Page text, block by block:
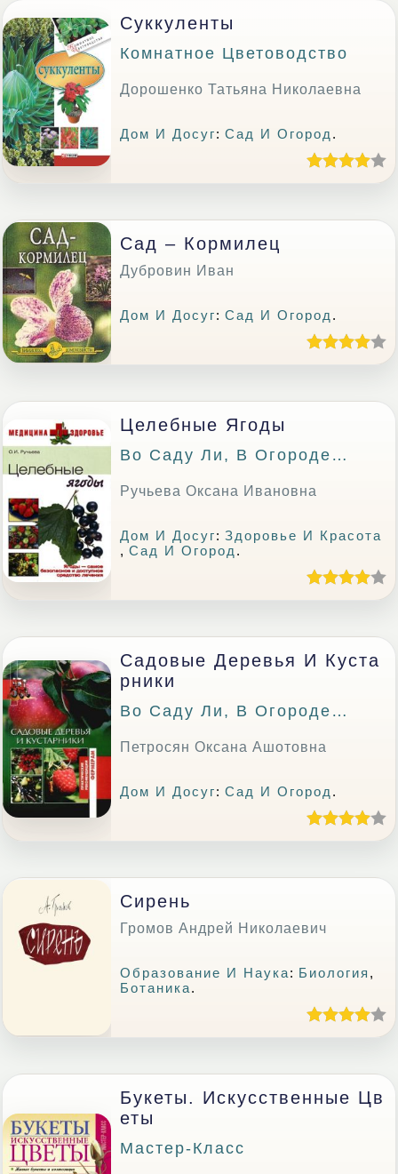
Суккуленты
Комнатное Цветоводство
Дорошенко Татьяна Николаевна
Дом И Досуг:Сад И Огород .
Сад – Кормилец
Дубровин Иван
Дом И Досуг:Сад И Огород .
Целебные Ягоды
Во Саду Ли, В Огороде…
Ручьева Оксана Ивановна
Дом И Досуг:Здоровье И Красота
,Сад И Огород .
Садовые Деревья И Куста
Рники
Во Саду Ли, В Огороде…
Петросян Оксана Ашотовна
Дом И Досуг:Сад И Огород .
Сирень
Громов Андрей Николаевич
Образование И Наука: Биология ,
Ботаника.
Букеты. Искусственные Цв
Еты
Мастер-Класс